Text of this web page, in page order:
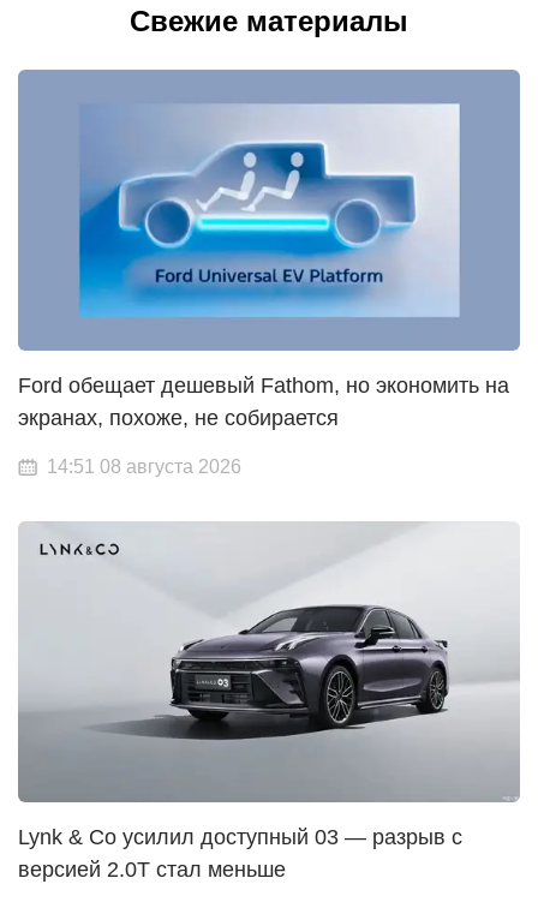
Свежие материалы
Ford обещает дешевый Fathom, но экономить на
экранах, похоже, не собирается
14:51 08 августа 2026
Lynk & Co усилил доступный 03 — разрыв с
версией 2.0T стал меньше